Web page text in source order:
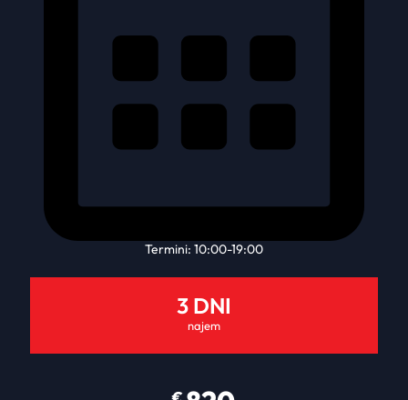
Termini: 10:00-19:00
3 DNI
najem